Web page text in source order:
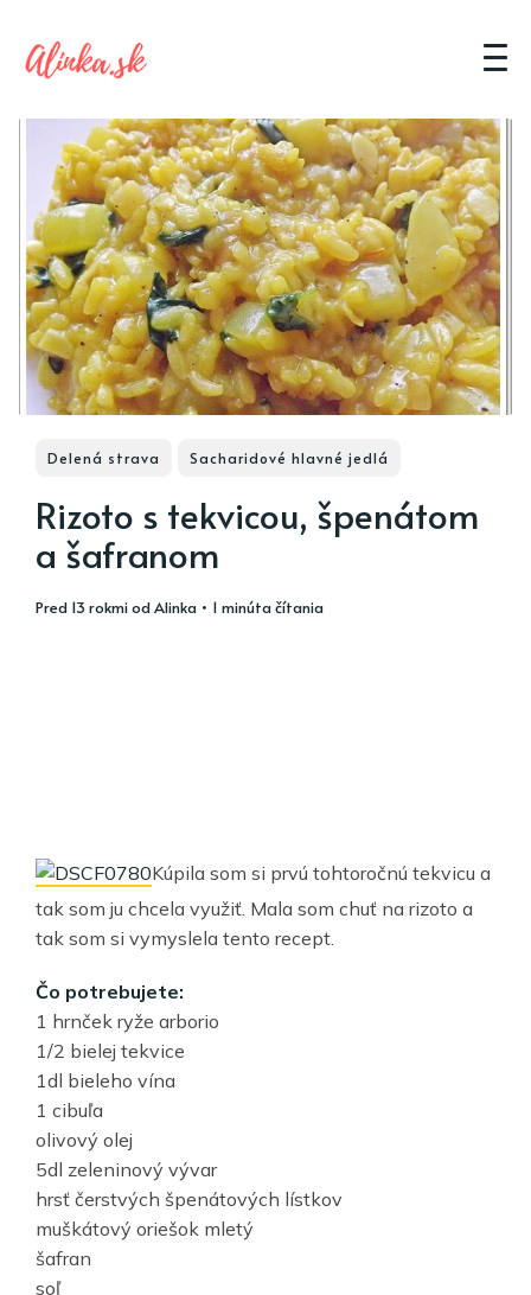
Delená strava Sacharidové hlavné jedlá
Rizoto s tekvicou, špenátom
a šafranom
pred 13 rokmiodAlinka • 1 minúta čítania
Kúpila som si prvú tohtoročnú tekvicu a
tak som ju chcela využiť. Mala som chuť na rizoto a
tak som si vymyslela tento recept.
Čo potrebujete:
1 hrnček ryže arborio
1/2 bielej tekvice
1dl bieleho vína
1 cibuľa
olivový olej
5dl zeleninový vývar
hrsť čerstvých špenátových lístkov
muškátový oriešok mletý
šafran
soľ